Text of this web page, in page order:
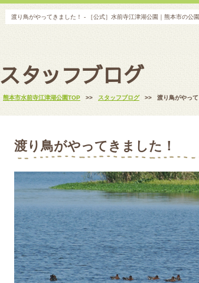
渡り鳥がやってきました！ - ［公式］水前寺江津湖公園｜熊本市の公
スタッフブログ
熊本市水前寺江津湖公園TOP >> スタッフブログ >> 渡り鳥がやっ
渡り鳥がやってきました！